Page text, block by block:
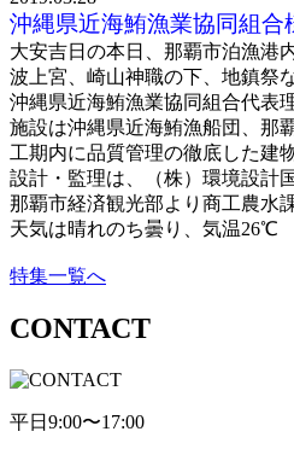
沖縄県近海鮪漁業協同組
大安吉日の本日、那覇市泊漁港
波上宮、崎山神職の下、地鎮祭
沖縄県近海鮪漁業協同組合代表
施設は沖縄県近海鮪漁船団、那
工期内に品質管理の徹底した建
設計・監理は、（株）環境設
那覇市経済観光部より商工農水
天気は晴れのち曇り、気温26℃
特集一覧へ
CONTACT
平日9:00〜17:00